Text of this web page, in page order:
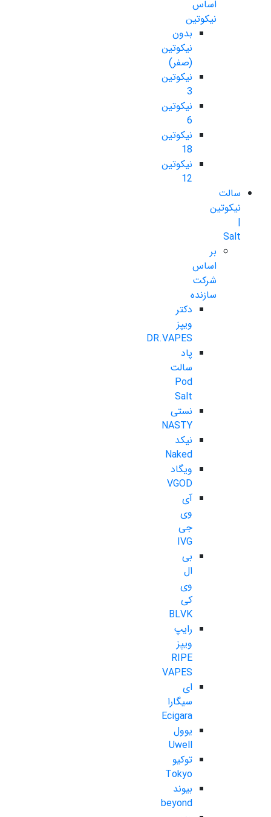
اساس
نیکوتین
بدون
نیکوتین
(صفر)
نیکوتین
3
نیکوتین
6
نیکوتین
18
نیکوتین
12
سالت
نیکوتین
|
Salt
بر
اساس
شرکت
سازنده
دکتر
ویپز
DR.VAPES
پاد
سالت
Pod
Salt
نستی
NASTY
نیکد
Naked
ویگاد
VGOD
آی
وی
جی
IVG
بی
ال
وی
کی
BLVK
رایپ
ویپز
RIPE
VAPES
ای
سیگارا
Ecigara
یوول
Uwell
توکیو
Tokyo
بیوند
beyond